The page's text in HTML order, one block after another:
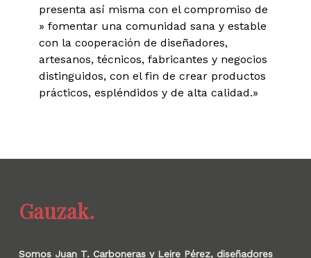
presenta así misma con el compromiso de
» fomentar una comunidad sana y estable
con la cooperación de diseñadores,
artesanos, técnicos, fabricantes y negocios
distinguidos, con el fin de crear productos
prácticos, espléndidos y de alta calidad.»
Gauzak.
Somos Juan T. Carboneras y Leire Pérez, diseñadores